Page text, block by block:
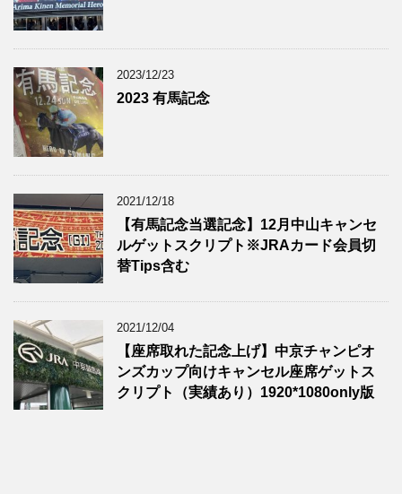
2023/12/23
2023 有馬記念
2021/12/18
【有馬記念当選記念】12月中山キャンセ
ルゲットスクリプト※JRAカード会員切
替Tips含む
2021/12/04
【座席取れた記念上げ】中京チャンピオ
ンズカップ向けキャンセル座席ゲットス
クリプト（実績あり）1920*1080only版